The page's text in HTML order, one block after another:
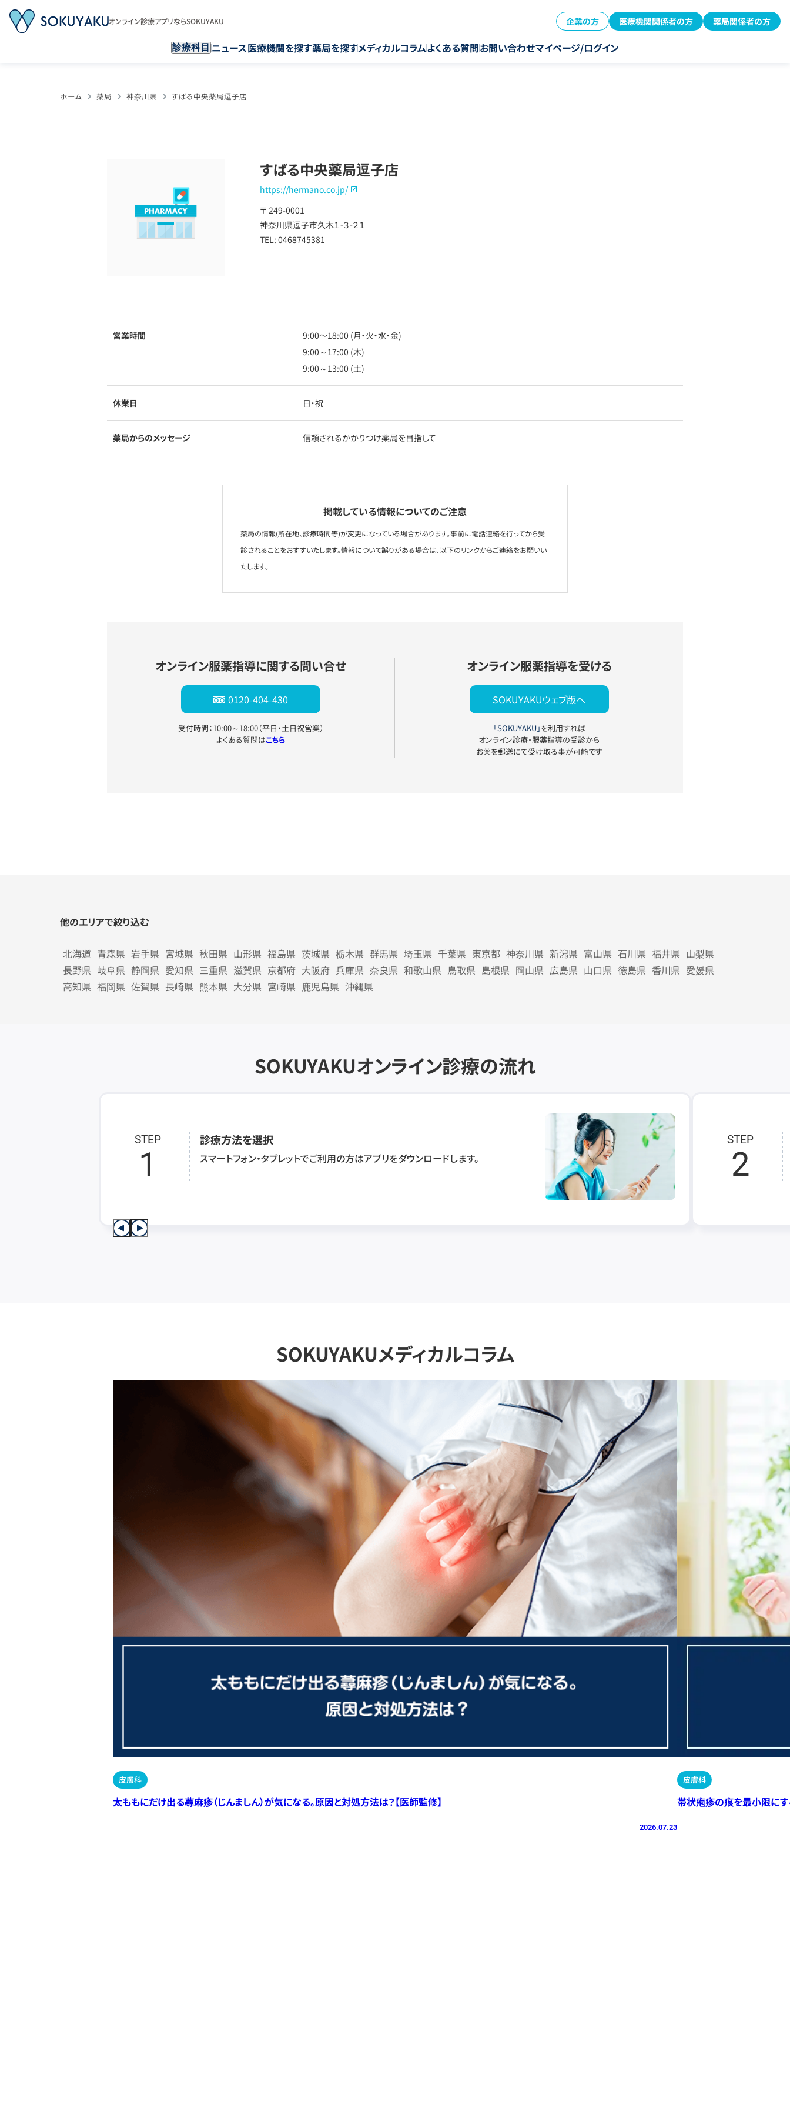
オンライン診療アプリならSOKUYAKU 企業の方 医療機関関係者の方 薬局関係者の方
診療科目 ニュース医療機関を探す薬局を探すメディカルコラムよくある質問お問い合わせマイページ/ログイン
ホーム 薬局 神奈川県 すばる中央薬局逗子店
すばる中央薬局逗子店
https://hermano.co.jp/
〒 249-0001
神奈川県逗子市久木１-３-２１
TEL: 0468745381
営業時間
9:00〜18:00 (月・火・水・金)
9:00～17:00 (木)
9:00～13:00 (土)
休業日 日・祝
薬局からのメッセージ 信頼されるかかりつけ薬局を目指して
掲載している情報についてのご注意
薬局の情報(所在地、診療時間等)が変更になっている場合があります。事前に電話連絡を行ってから受
診されることをおすすいたします。情報について誤りがある場合は、以下のリンクからご連絡をお願いい
たします。
オンライン服薬指導に関する問い合せ
0120-404-430
受付時間：10:00～18:00（平日・土日祝営業）
よくある質問はこちら
オンライン服薬指導を受ける
SOKUYAKUウェブ版へ
「SOKUYAKU」を利用すれば
オンライン診療・服薬指導の受診から
お薬を郵送にて受け取る事が可能です
他のエリアで絞り込む
北海道 青森県 岩手県 宮城県 秋田県 山形県 福島県 茨城県 栃木県 群馬県 埼玉県 千葉県 東京都 神奈川県 新潟県 富山県 石川県 福井県 山梨県
長野県 岐阜県 静岡県 愛知県 三重県 滋賀県 京都府 大阪府 兵庫県 奈良県 和歌山県 鳥取県 島根県 岡山県 広島県 山口県 徳島県 香川県 愛媛県
高知県 福岡県 佐賀県 長崎県 熊本県 大分県 宮崎県 鹿児島県 沖縄県
SOKUYAKUオンライン診療の流れ
STEP
1
診療方法を選択
スマートフォン・タブレットでご利用の方はアプリをダウンロードします。
STEP
2
SOKUYAKUメディカルコラム
皮膚科
太ももにだけ出る蕁麻疹（じんましん）が気になる。原因と対処方法は？【医師監修】
2026.07.23
皮膚科
帯状疱疹の痕を最小限にす